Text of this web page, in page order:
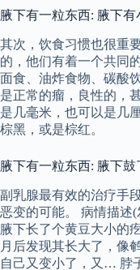
腋下有一粒东西: 腋下
其次，饮食习惯也很重
的，他们有着一个共同
面食、油炸食物、碳酸
是正常的瘤，良性的，
是几毫米，也可以是几
棕黑，或是棕红。
腋下有一粒东西: 腋下鼓
副乳腺最有效的治疗手
恶变的可能。 病情描述
腋下长了个黄豆大小的
月后发现其长大了，像
自己又变小了，又… 脖